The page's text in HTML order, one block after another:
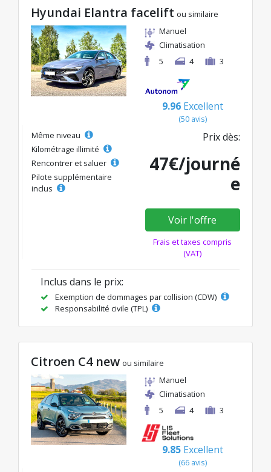
Hyundai Elantra facelift ou similaire
Manuel
Climatisation
5
4 3
9.96 Excellent
(50 avis)
Même niveau
Kilométrage illimité
Rencontrer et saluer
Pilote supplémentaire
inclus
Prix dès:
47€/journé
e
Voir l'offre
Frais et taxes compris
(VAT)
Inclus dans le prix:
Exemption de dommages par collision (CDW)
Responsabilité civile (TPL)
Citroen C4 new ou similaire
Manuel
Climatisation
5
4 3
9.85 Excellent
(66 avis)